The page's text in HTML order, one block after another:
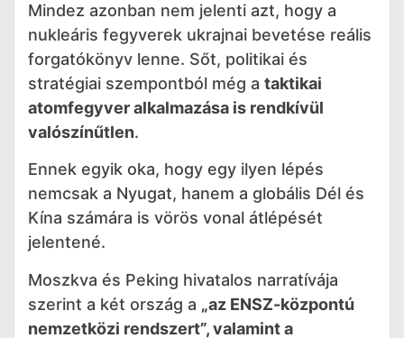
Mindez azonban nem jelenti azt, hogy a
nukleáris fegyverek ukrajnai bevetése reális
forgatókönyv lenne. Sőt, politikai és
stratégiai szempontból még a taktikai
atomfegyver alkalmazása is rendkívül
valószínűtlen.
Ennek egyik oka, hogy egy ilyen lépés
nemcsak a Nyugat, hanem a globális Dél és
Kína számára is vörös vonal átlépését
jelentené.
Moszkva és Peking hivatalos narratívája
szerint a két ország a „az ENSZ-központú
nemzetközi rendszert”, valamint a